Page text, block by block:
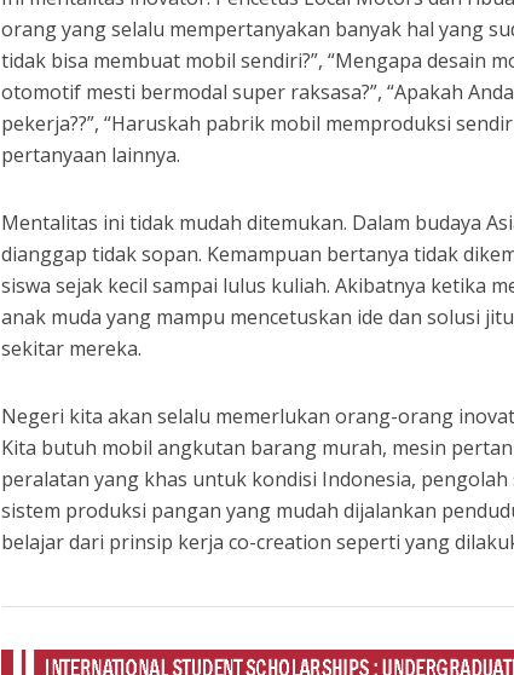
orang yang selalu mempertanyakan banyak hal yang
tidak bisa membuat mobil sendiri?”, “Mengapa desain
otomotif mesti bermodal super raksasa?”, “Apakah
pekerja??”, “Haruskah pabrik mobil memproduksi
pertanyaan lainnya.
Mentalitas ini tidak mudah ditemukan. Dalam budaya
dianggap tidak sopan. Kemampuan bertanya tidak
siswa sejak kecil sampai lulus kuliah. Akibatnya ketika
anak muda yang mampu mencetuskan ide dan solusi
sekitar mereka.
Negeri kita akan selalu memerlukan orang-orang
Kita butuh mobil angkutan barang murah, mesin
peralatan yang khas untuk kondisi Indonesia,
sistem produksi pangan yang mudah dijalankan
belajar dari prinsip kerja co-creation seperti yang